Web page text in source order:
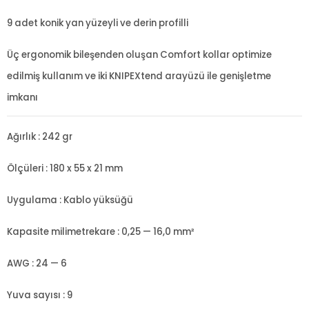
9 adet konik yan yüzeyli ve derin profilli
Üç ergonomik bileşenden oluşan Comfort kollar optimize
edilmiş kullanım ve iki KNIPEXtend arayüzü ile genişletme
imkanı
Ağırlık : 242 gr
Ölçüleri : 180 x 55 x 21 mm
Uygulama : Kablo yüksüğü
Kapasite milimetrekare : 0,25 — 16,0 mm²
AWG : 24 — 6
Yuva sayısı : 9